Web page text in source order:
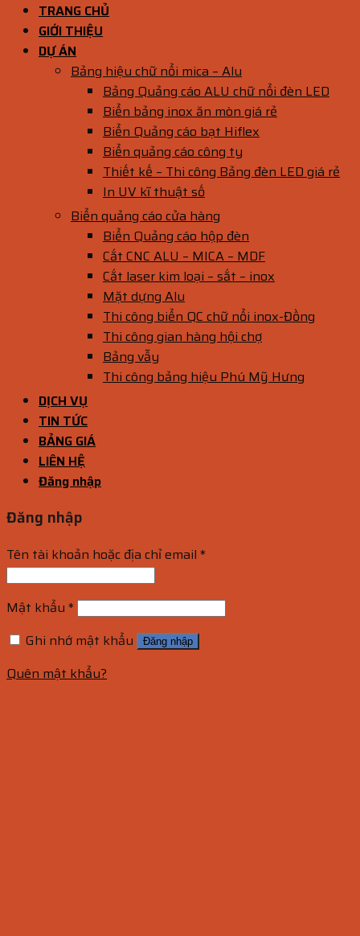
TRANG CHỦ
GIỚI THIỆU
DỰ ÁN
Bảng hiệu chữ nổi mica – Alu
Bảng Quảng cáo ALU chữ nổi đèn LED
Biển bảng inox ăn mòn giá rẻ
Biển Quảng cáo bạt Hiflex
Biển quảng cáo công ty
Thiết kế – Thi công Bảng đèn LED giá rẻ
In UV kĩ thuật số
Biển quảng cáo cửa hàng
Biển Quảng cáo hộp đèn
Cắt CNC ALU – MICA – MDF
Cắt laser kim loại – sắt – inox
Mặt dựng Alu
Thi công biển QC chữ nổi inox-Đồng
Thi công gian hàng hội chợ
Bảng vẫy
Thi công bảng hiệu Phú Mỹ Hưng
DỊCH VỤ
TIN TỨC
BẢNG GIÁ
LIÊN HỆ
Đăng nhập
Đăng nhập
Tên tài khoản hoặc địa chỉ email *
Mật khẩu *
Ghi nhớ mật khẩu
Đăng nhập
Quên mật khẩu?